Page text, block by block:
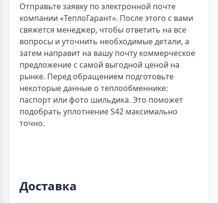
Отправьте заявку по электронной почте
компании «ТеплоГарант». После этого с вами
свяжется менеджер, чтобы ответить на все
вопросы и уточнить необходимые детали, а
затем направит на вашу почту коммерческое
предложение с самой выгодной ценой на
рынке. Перед обращением подготовьте
некоторые данные о теплообменнике:
паспорт или фото шильдика. Это поможет
подобрать уплотнение S42 максимально
точно.
Доставка